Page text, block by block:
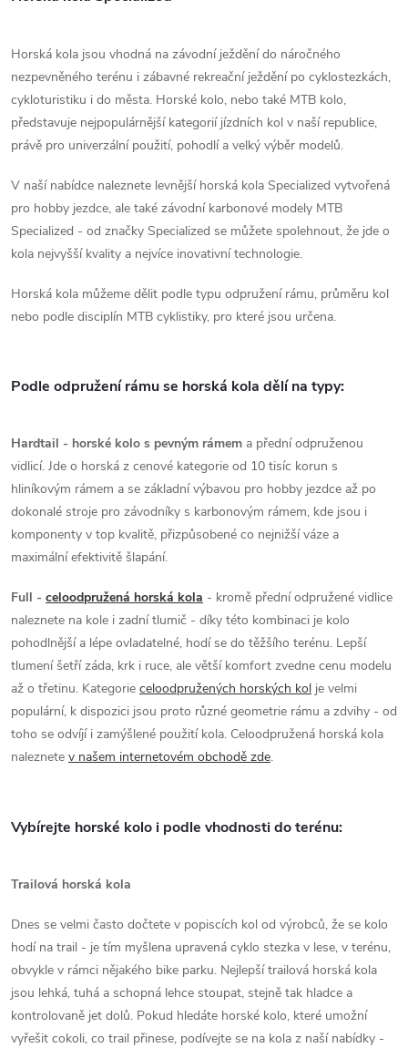
á
d
a
í
p
v
y
ý
p
i
s
u
Horská kola jsou vhodná na závodní ježdění do náročného
nezpevněného terénu i zábavné rekreační ježdění po cyklostezkách,
cykloturistiku i do města. Horské kolo, nebo také MTB kolo,
představuje nejpopulárnější kategorií jízdních kol v naší republice,
právě pro univerzální použití, pohodlí a velký výběr modelů.
V naší nabídce naleznete levnější horská kola Specialized vytvořená
pro hobby jezdce, ale také závodní karbonové modely MTB
Specialized - od značky Specialized se můžete spolehnout, že jde o
kola nejvyšší kvality a nejvíce inovativní technologie.
Horská kola můžeme dělit podle typu odpružení rámu, průměru kol
nebo podle disciplín MTB cyklistiky, pro které jsou určena.
Podle odpružení rámu se horská kola dělí na typy:
Hardtail - horské kolo s pevným rámem a přední odpruženou
vidlicí. Jde o horská z cenové kategorie od 10 tisíc korun s
hliníkovým rámem a se základní výbavou pro hobby jezdce až po
dokonalé stroje pro závodníky s karbonovým rámem, kde jsou i
komponenty v top kvalitě, přizpůsobené co nejnižší váze a
maximální efektivitě šlapání.
Full - celoodpružená horská kola - kromě přední odpružené vidlice
naleznete na kole i zadní tlumič - díky této kombinaci je kolo
pohodlnější a lépe ovladatelné, hodí se do těžšího terénu. Lepší
tlumení šetří záda, krk i ruce, ale větší komfort zvedne cenu modelu
až o třetinu. Kategorie celoodpružených horských kol je velmi
populární, k dispozici jsou proto různé geometrie rámu a zdvihy - od
toho se odvíjí i zamýšlené použití kola. Celoodpružená horská kola
naleznete v našem internetovém obchodě zde.
Vybírejte horské kolo i podle vhodnosti do terénu:
Trailová horská kola
Dnes se velmi často dočtete v popiscích kol od výrobců, že se kolo
hodí na trail - je tím myšlena upravená cyklo stezka v lese, v terénu,
obvykle v rámci nějakého bike parku. Nejlepší trailová horská kola
jsou lehká, tuhá a schopná lehce stoupat, stejně tak hladce a
kontrolovaně jet dolů. Pokud hledáte horské kolo, které umožní
vyřešit cokoli, co trail přinese, podívejte se na kola z naší nabídky -